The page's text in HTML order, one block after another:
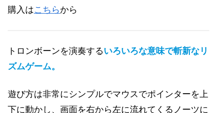
購入はこちらから
トロンボーンを演奏するいろいろな意味で斬新なリ
ズムゲーム。
遊び方は非常にシンプルでマウスでポインターを上
下に動かし、画面を右から左に流れてくるノーツに